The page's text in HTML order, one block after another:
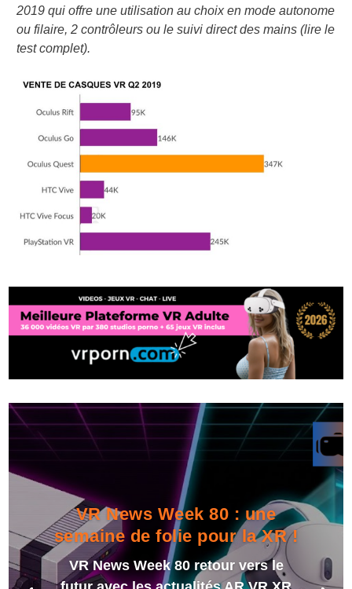
2019 qui offre une utilisation au choix en mode autonome
ou filaire, 2 contrôleurs ou le suivi direct des mains (lire le
test complet).
VR News Week 80 : une
semaine de folie pour la XR !
VR News Week 80 retour vers le